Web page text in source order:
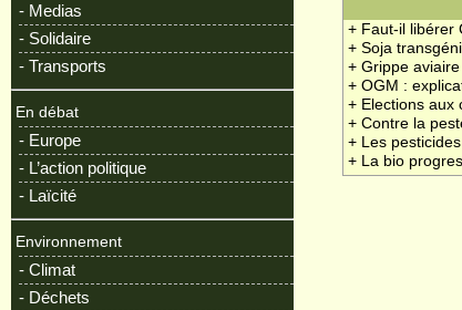
- Medias
- Solidaire
- Transports
En débat
- Europe
- L’action politique
- Laïcité
Environnement
- Climat
- Déchets
+ Faut-il libérer
+ Soja
+ Grippe
+ OGM :
+ Elections aux
+ Contre la
+ Les
+ La bio